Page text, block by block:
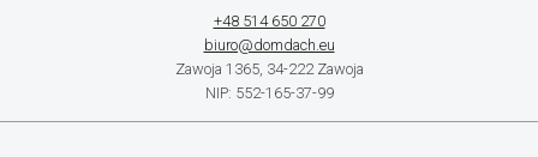
+48 514 650 270
biuro@domdach.eu
Zawoja 1365, 34-222 Zawoja
NIP: 552-165-37-99